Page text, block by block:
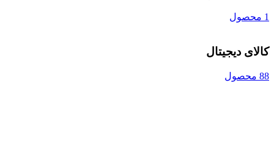
1 محصول
کالای دیجیتال
88 محصول